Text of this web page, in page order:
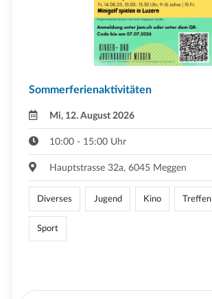
Sommerferienaktivitäten
Mi, 12. August 2026
10:00 - 15:00 Uhr
Hauptstrasse 32a, 6045 Meggen
Diverses Jugend Kino Treffen
Sport